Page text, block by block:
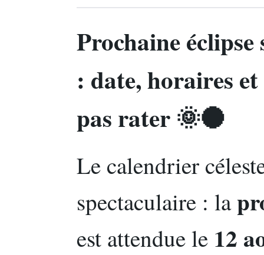
Prochaine
: date, horaires
pas rater 🌞🌑
Le calendrier
spectaculaire : la
est attendue le 12